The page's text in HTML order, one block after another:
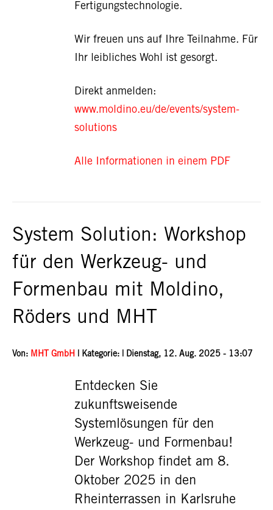
Fertigungstechnologie.
Wir freuen uns auf Ihre Teilnahme. Für
Ihr leibliches Wohl ist gesorgt.
Direkt anmelden:
www.moldino.eu/de/events/system-
solutions
Alle Informationen in einem PDF
System Solution: Workshop
für den Werkzeug- und
Formenbau mit Moldino,
Röders und MHT
Von: MHT GmbH | Kategorie: | Dienstag, 12. Aug. 2025 - 13:07
Entdecken Sie
zukunftsweisende
Systemlösungen für den
Werkzeug- und Formenbau!
Der Workshop findet am 8.
Oktober 2025 in den
Rheinterrassen in Karlsruhe